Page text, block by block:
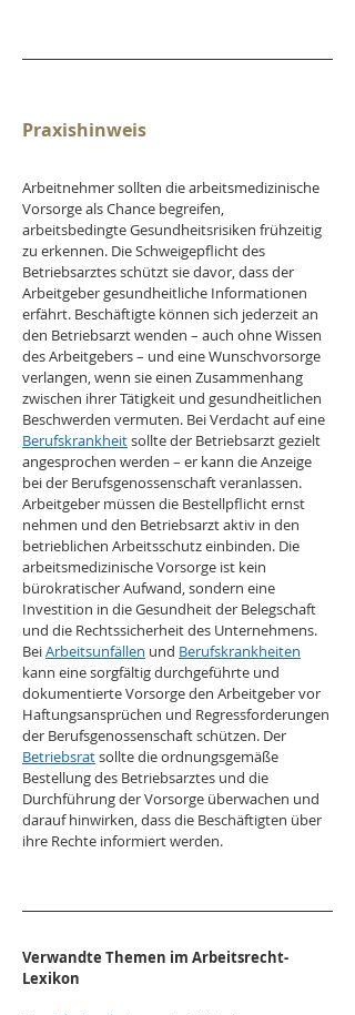
Praxishinweis
Arbeitnehmer sollten die arbeitsmedizinische
Vorsorge als Chance begreifen,
arbeitsbedingte Gesundheitsrisiken frühzeitig
zu erkennen. Die Schweigepflicht des
Betriebsarztes schützt sie davor, dass der
Arbeitgeber gesundheitliche Informationen
erfährt. Beschäftigte können sich jederzeit an
den Betriebsarzt wenden – auch ohne Wissen
des Arbeitgebers – und eine Wunschvorsorge
verlangen, wenn sie einen Zusammenhang
zwischen ihrer Tätigkeit und gesundheitlichen
Beschwerden vermuten. Bei Verdacht auf eine
Berufskrankheit sollte der Betriebsarzt gezielt
angesprochen werden – er kann die Anzeige
bei der Berufsgenossenschaft veranlassen.
Arbeitgeber müssen die Bestellpflicht ernst
nehmen und den Betriebsarzt aktiv in den
betrieblichen Arbeitsschutz einbinden. Die
arbeitsmedizinische Vorsorge ist kein
bürokratischer Aufwand, sondern eine
Investition in die Gesundheit der Belegschaft
und die Rechtssicherheit des Unternehmens.
Bei Arbeitsunfällen und Berufskrankheiten
kann eine sorgfältig durchgeführte und
dokumentierte Vorsorge den Arbeitgeber vor
Haftungsansprüchen und Regressforderungen
der Berufsgenossenschaft schützen. Der
Betriebsrat sollte die ordnungsgemäße
Bestellung des Betriebsarztes und die
Durchführung der Vorsorge überwachen und
darauf hinwirken, dass die Beschäftigten über
ihre Rechte informiert werden.
Verwandte Themen im Arbeitsrecht-
Lexikon